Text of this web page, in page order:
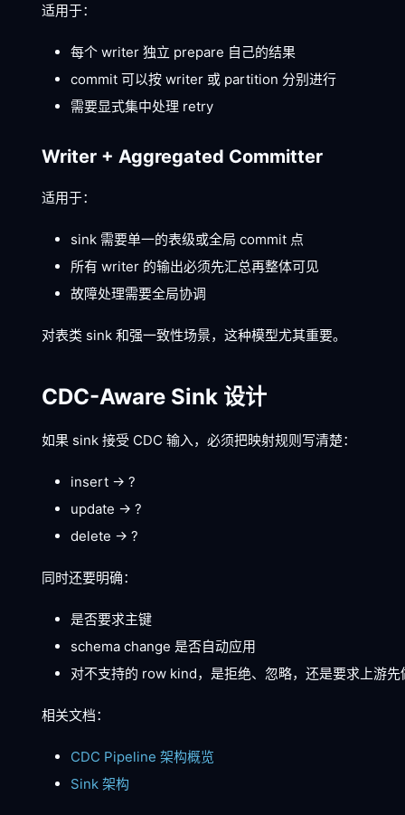
适用于：
每个 writer 独立 prepare 自己的结果
commit 可以按 writer 或 partition 分别进行
需要显式集中处理 retry
Writer + Aggregated Committer
适用于：
sink 需要单一的表级或全局 commit 点
所有 writer 的输出必须先汇总再整体可见
故障处理需要全局协调
对表类 sink 和强一致性场景，这种模型尤其重要。
CDC-Aware Sink 设计
如果 sink 接受 CDC 输入，必须把映射规则写清楚：
insert -> ?
update -> ?
delete -> ?
同时还要明确：
是否要求主键
schema change 是否自动应用
对不支持的 row kind，是拒绝、忽略，还是要求上游先
相关文档：
CDC Pipeline 架构概览
Sink 架构